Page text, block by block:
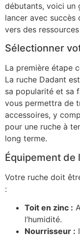
débutants, voici un
lancer avec succès
vers des
Sélectionner
La première étape
La ruche Dadant
sa popularité et sa
vous permettra de
accessoires, y
pour une ruche à
long terme.
Équipement de
Votre ruche doit
:
Toit en zinc :
l’humidité.
Nourrisseur :